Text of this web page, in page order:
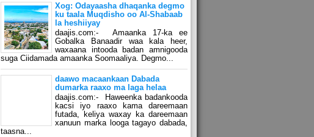
Xog: Odayaasha dhaqanka degmo
ku taala Muqdisho oo Al-Shabaab
la heshiiyay
daajis.com:- Amaanka 17-ka ee
Gobalka Banaadir waa kala heer,
waxaana intooda badan amnigooda
suga Ciidamada amaanka Soomaaliya. Degmo...
daawo macaankaan Dabada
dumarka raaxo ma laga helaa
daajis.com:- Haweenka badankooda
kacsi iyo raaxo kama dareemaan
futada, keliya waxay ka dareemaan
xanuun marka looga tagayo dabada,
taasna...